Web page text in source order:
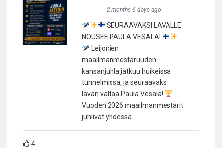
2 months 6 days ago
SEURAAVAKSI LAVALLE
NOUSEE PAULA VESALA!
Leijonien
maailmanmestaruuden
kansanjuhla jatkuu huikeissa
tunnelmissa, ja seuraavaksi
lavan valtaa Paula Vesala!
Vuoden 2026 maailmanmestarit
juhlivat yhdessä
4